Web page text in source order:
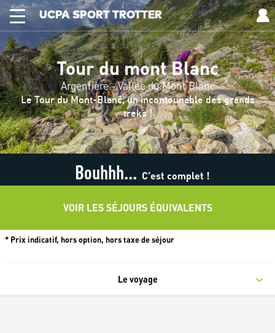
UCPA SPORT TROTTER
Tour du mont Blanc
Argentière - Vallée du Mont Blanc
Le Tour du Mont-Blanc, un incontounable des grands
treks !
Bouhhh... C’est complet !
VOIR LES SÉJOURS ÉQUIVALENTS
* Prix indicatif, hors option, hors taxe de séjour
Le voyage